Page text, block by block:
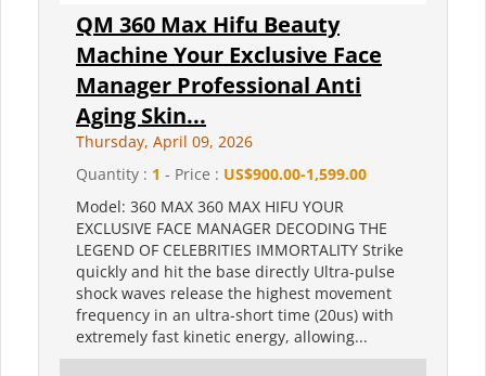
QM 360 Max Hifu Beauty
Machine Your Exclusive Face
Manager Professional Anti
Aging Skin...
Thursday, April 09, 2026
Quantity : 1 - Price : US$900.00-1,599.00
Model: 360 MAX 360 MAX HIFU YOUR
EXCLUSIVE FACE MANAGER DECODING THE
LEGEND OF CELEBRITIES IMMORTALITY Strike
quickly and hit the base directly Ultra-pulse
shock waves release the highest movement
frequency in an ultra-short time (20us) with
extremely fast kinetic energy, allowing...